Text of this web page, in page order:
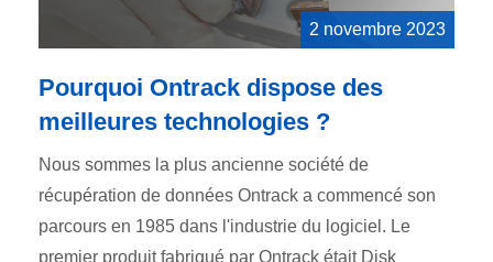
2 novembre 2023
Pourquoi Ontrack dispose des
meilleures technologies ?
Nous sommes la plus ancienne société de
récupération de données Ontrack a commencé son
parcours en 1985 dans l'industrie du logiciel. Le
premier produit fabriqué par Ontrack était Disk